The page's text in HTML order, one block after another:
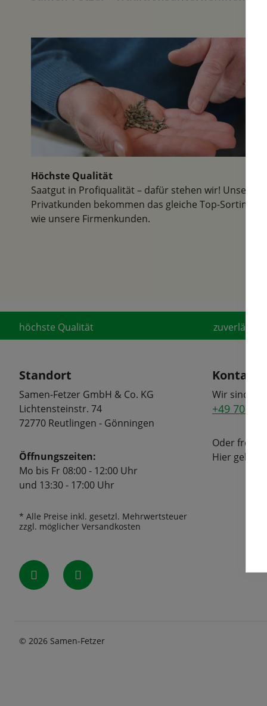
Höchste Qualität
Saatgut in Profiqualität – dafür stehen wir! Unsere
Privatkunden bekommen das gleiche Top-Sortiment
wie unsere Firmenkunden.
höchste Qualität
Standort
Samen-Fetzer GmbH & Co. KG
Lichtensteinstr. 74
72770 Reutlingen - Gönningen
Öffnungszeiten:
Mo bis Fr 08:00 - 12:00 Uhr
und 13:30 - 17:00 Uhr
* Alle Preise inkl. gesetzl. Mehrwertsteuer
zzgl. möglicher Versandkosten
Kontakt
Wir sind
+49 7072
Oder
Hier geht's
© 2026 Samen-Fetzer